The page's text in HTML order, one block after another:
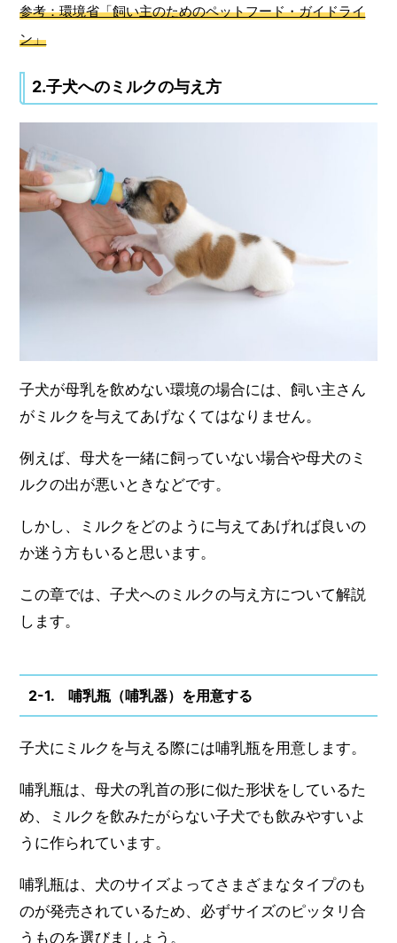
参考：環境省「飼い主のためのペットフード・ガイドライ
ン」
2.子犬へのミルクの与え方
子犬が母乳を飲めない環境の場合には、飼い主さん
がミルクを与えてあげなくてはなりません。
例えば、母犬を一緒に飼っていない場合や母犬のミ
ルクの出が悪いときなどです。
しかし、ミルクをどのように与えてあげれば良いの
か迷う方もいると思います。
この章では、子犬へのミルクの与え方について解説
します。
2-1. 哺乳瓶（哺乳器）を用意する
子犬にミルクを与える際には哺乳瓶を用意します。
哺乳瓶は、母犬の乳首の形に似た形状をしているた
め、ミルクを飲みたがらない子犬でも飲みやすいよ
うに作られています。
哺乳瓶は、犬のサイズよってさまざまなタイプのも
のが発売されているため、必ずサイズのピッタリ合
うものを選びましょう。